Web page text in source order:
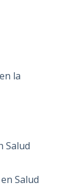
la
Salud
Salud